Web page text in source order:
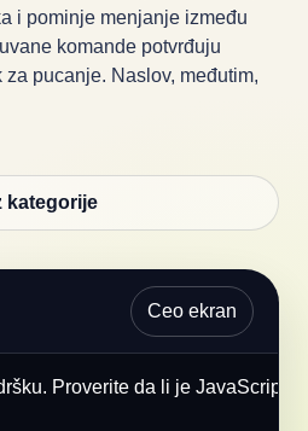
i pominje menjanje između
komande potvrđuju
pucanje. Naslov, međutim,
kategorije
Ceo ekran
Proverite da li je JavaScript